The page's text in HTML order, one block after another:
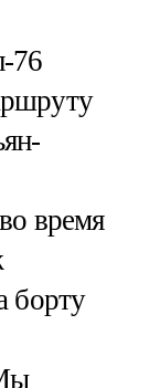
76
время
борту